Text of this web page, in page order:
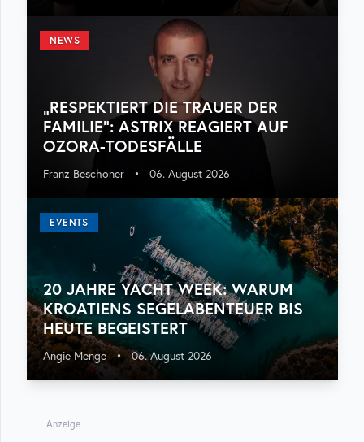
NEWS
„RESPEKTIERT DIE TRAUER DER
FAMILIE“: ASTRIX REAGIERT AUF
OZORA-TODESFÄLLE
Franz Beschoner • 06. August 2026
EVENTS
20 JAHRE YACHT WEEK: WARUM
KROATIENS SEGELABENTEUER BIS
HEUTE BEGEISTERT
Angie Menge • 06. August 2026
Anzeige